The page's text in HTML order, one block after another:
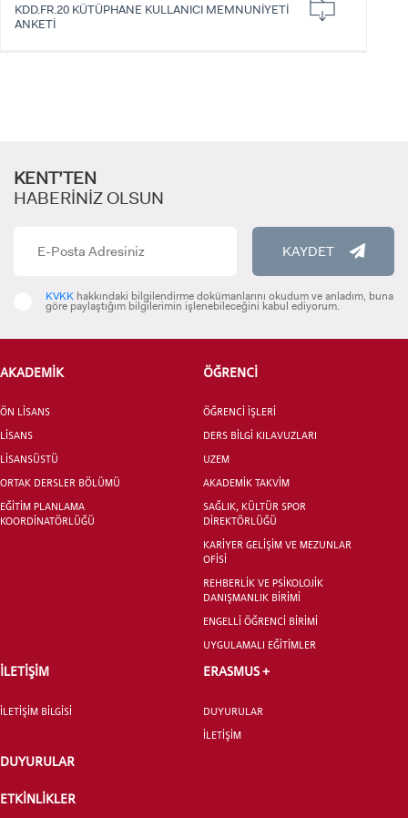
STUDENT
LİSANSÜSTÜ EĞİTİM ENSTİTÜSÜ
ADAYLARI
ÖNLİSANS ve
LİSANS ADAY ÖĞRENCİ
KDD.FR.20 KÜTÜPHANE KULLANICI MEMNUNİYETİ
ANKETİ
KENT’TEN
HABERİNİZ OLSUN
KAYDET
KVKK hakkındaki bilgilendirme dokümanlarını okudum ve anladım, buna
göre paylaştığım bilgilerimin işlenebileceğini kabul ediyorum.
AKADEMİK
ÖN LİSANS
LİSANS
LİSANSÜSTÜ
ORTAK DERSLER BÖLÜMÜ
EĞİTİM PLANLAMA
KOORDİNATÖRLÜĞÜ
ÖĞRENCİ
ÖĞRENCİ İŞLERİ
DERS BİLGİ KILAVUZLARI
UZEM
AKADEMİK TAKVİM
SAĞLIK, KÜLTÜR SPOR
DİREKTÖRLÜĞÜ
KARİYER GELİŞİM VE MEZUNLAR
OFİSİ
REHBERLİK VE PSİKOLOJİK
DANIŞMANLIK BİRİMİ
ENGELLİ ÖĞRENCİ BİRİMİ
UYGULAMALI EĞİTİMLER
İLETİŞİM
İLETİŞİM BİLGİSİ
ERASMUS +
DUYURULAR
İLETİŞİM
DUYURULAR
ETKİNLİKLER